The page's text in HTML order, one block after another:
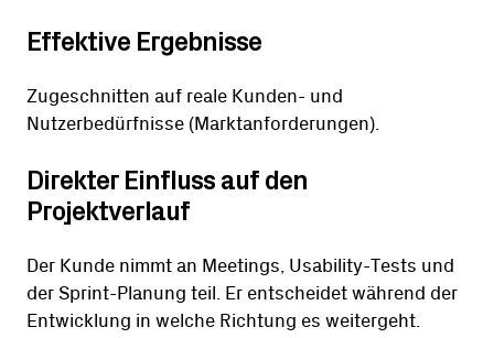
Effektive Ergebnisse
Zugeschnitten auf reale Kunden- und
Nutzerbedürfnisse (Marktanforderungen).
Direkter Einfluss auf den
Projektverlauf
Der Kunde nimmt an Meetings, Usability-Tests und
der Sprint-Planung teil. Er entscheidet während der
Entwicklung in welche Richtung es weitergeht.